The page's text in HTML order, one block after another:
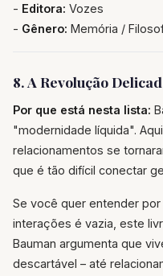
- Editora: Vozes
- Gênero: Memória /
8. A Revolução
Por que está nesta lista:
"modernidade líquida".
relacionamentos se
que é tão difícil conectar
Se você quer entender
interações é vazia, este
Bauman argumenta que
descartável – até